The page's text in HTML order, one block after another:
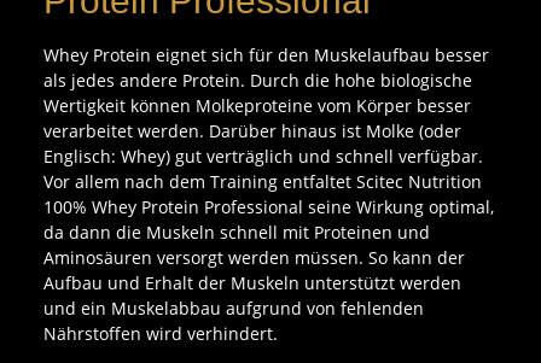
Whey Protein eignet sich für den Muskelaufbau besser
als jedes andere Protein. Durch die hohe biologische
Wertigkeit können Molkeproteine vom Körper besser
verarbeitet werden. Darüber hinaus ist Molke (oder
Englisch: Whey) gut verträglich und schnell verfügbar.
Vor allem nach dem Training entfaltet Scitec Nutrition
100% Whey Protein Professional seine Wirkung optimal,
da dann die Muskeln schnell mit Proteinen und
Aminosäuren versorgt werden müssen. So kann der
Aufbau und Erhalt der Muskeln unterstützt werden
und ein Muskelabbau aufgrund von fehlenden
Nährstoffen wird verhindert.